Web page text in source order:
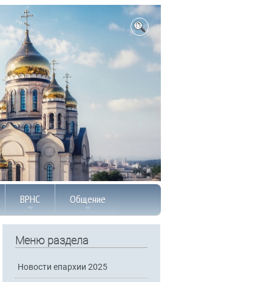
ВРНС Общение
Меню раздела
Новости епархии 2025